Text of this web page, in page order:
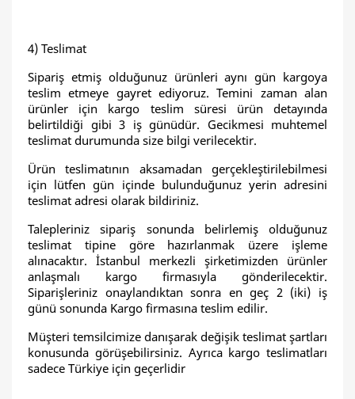
4) Teslimat
Sipariş etmiş olduğunuz ürünleri aynı gün kargoya
teslim etmeye gayret ediyoruz. Temini zaman alan
ürünler için kargo teslim süresi ürün detayında
belirtildiği gibi 3 iş günüdür. Gecikmesi muhtemel
teslimat durumunda size bilgi verilecektir.
Ürün teslimatının aksamadan gerçekleştirilebilmesi
için lütfen gün içinde bulunduğunuz yerin adresini
teslimat adresi olarak bildiriniz.
Talepleriniz sipariş sonunda belirlemiş olduğunuz
teslimat tipine göre hazırlanmak üzere işleme
alınacaktır. İstanbul merkezli şirketimizden ürünler
anlaşmalı kargo firmasıyla gönderilecektir.
Siparişleriniz onaylandıktan sonra en geç 2 (iki) iş
günü sonunda Kargo firmasına teslim edilir.
Müşteri temsilcimize danışarak değişik teslimat şartları
konusunda görüşebilirsiniz. Ayrıca kargo teslimatları
sadece Türkiye için geçerlidir